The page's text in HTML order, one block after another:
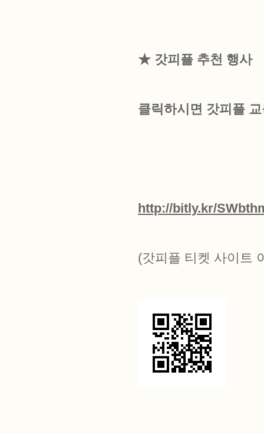
★ 갓피플 추천 행사
클릭하시면 갓피플
http://bitly.kr/
(갓피플 티켓 사이트